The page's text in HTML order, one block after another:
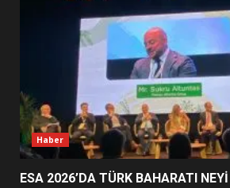
FİNALİNDE NE
5
BALIKESİR
UZATILDI: NE
Haber
ESA 2026’DA TÜRK BAHARATI